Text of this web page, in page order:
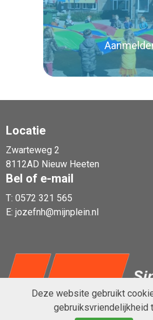
Lees verder
Locatie
Zwarteweg 2
8112AD Nieuw Heeten
Bel of e-mail
T: 0572 321 565
E: jozefnh@mijnplein.nl
Deze website gebruikt
gebruiksvriendelijkheid